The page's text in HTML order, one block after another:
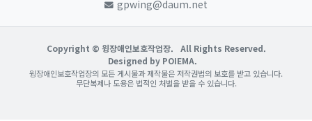
gpwing@daum.net
Copyright © 윙장애인보호작업장.
All Rights Reserved.
Designed by POIEMA.
윙장애인보호작업장의 모든 게시물과 제작물은 저작권법의 보호를 받고 있습니다.
무단복제나 도용은 법적인 처벌을 받을 수 있습니다.